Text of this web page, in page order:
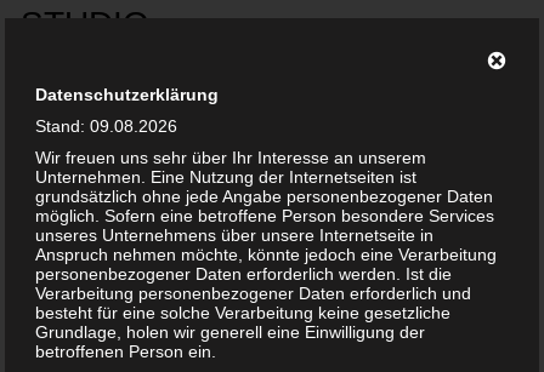
TAG: MEMMINGEN
Datenschutzerklärung
Stand: 09.08.2026
Wir freuen uns sehr über Ihr Interesse an unserem
Unternehmen. Eine Nutzung der Internetseiten ist
grundsätzlich ohne jede Angabe personenbezogener Daten
möglich. Sofern eine betroffene Person besondere Services
unseres Unternehmens über unsere Internetseite in
Anspruch nehmen möchte, könnte jedoch eine Verarbeitung
personenbezogener Daten erforderlich werden. Ist die
Verarbeitung personenbezogener Daten erforderlich und
besteht für eine solche Verarbeitung keine gesetzliche
Grundlage, holen wir generell eine Einwilligung der
betroffenen Person ein.